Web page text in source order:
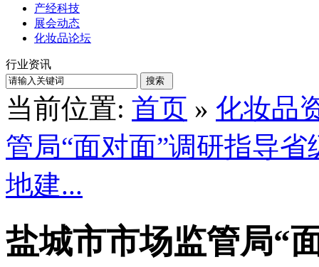
产经科技
展会动态
化妆品论坛
行业资讯
当前位置: 首页 » 化妆品
管局“面对面”调研指导
地建...
盐城市市场监管局“